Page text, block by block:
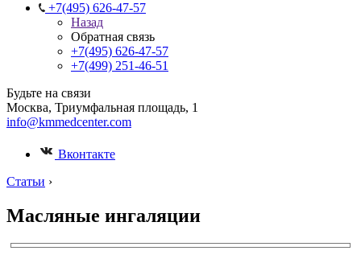
+7(495) 626-47-57
Назад
Обратная связь
+7(495) 626-47-57
+7(499) 251-46-51
Будьте на связи
Москва, Триумфальная площадь, 1
info@kmmedcenter.com
Вконтакте
Статьи ›
Масляные ингаляции